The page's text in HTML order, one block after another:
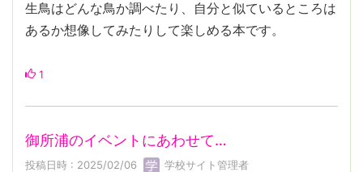
生鳥はどんな鳥か調べたり、自分と似ているところは
あるか想像してみたりして楽しめる本です。
1
御所浦のイベントにあわせて…
投稿日時 : 2025/02/06 学校サイト管理者